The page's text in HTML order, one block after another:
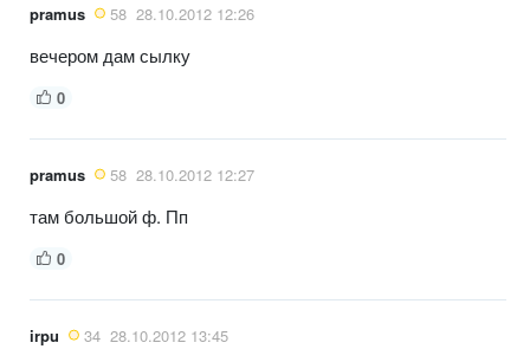
pramus 58 28.10.2012 12:26
вечером дам сылку
0
pramus 58 28.10.2012 12:27
там большой ф. Пп
0
irpu 34 28.10.2012 13:45